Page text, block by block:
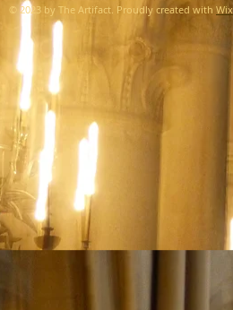
© 2023 by The Artifact. Proudly created with